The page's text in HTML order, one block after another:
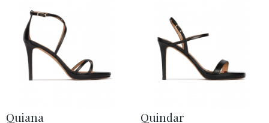
Quiana Quindar